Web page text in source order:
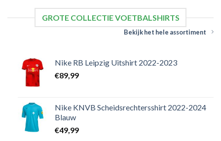
GROTE COLLECTIE VOETBALSHIRTS
Bekijk het hele assortiment
Nike RB Leipzig Uitshirt 2022-2023
€89,99
Nike KNVB Scheidsrechtersshirt 2022-2024
Blauw
€49,99